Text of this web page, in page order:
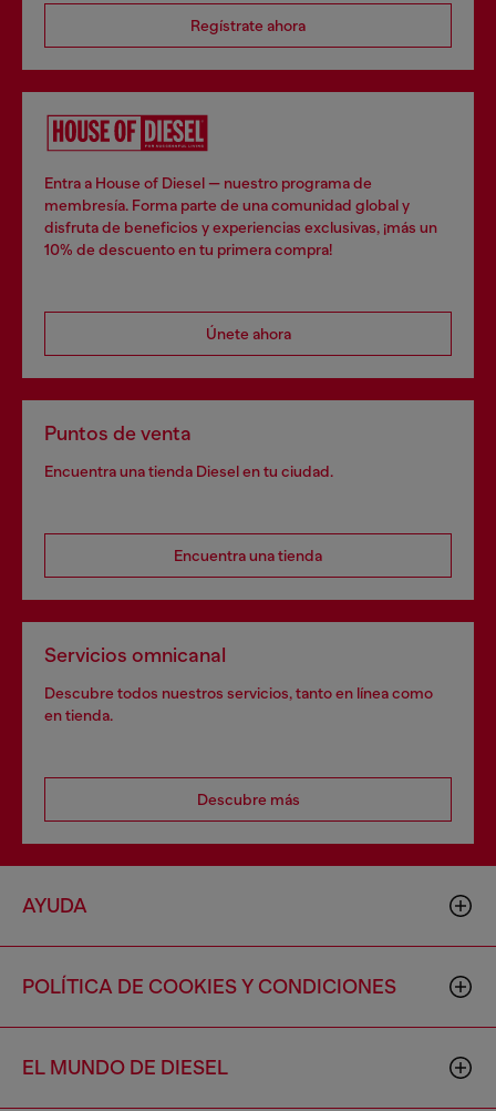
Regístrate ahora
Entra a House of Diesel — nuestro programa de
membresía. Forma parte de una comunidad global y
disfruta de beneficios y experiencias exclusivas, ¡más un
10% de descuento en tu primera compra!
Únete ahora
Puntos de venta
Encuentra una tienda Diesel en tu ciudad.
Encuentra una tienda
Servicios omnicanal
Descubre todos nuestros servicios, tanto en línea como
en tienda.
Descubre más
AYUDA
POLÍTICA DE COOKIES Y CONDICIONES
EL MUNDO DE DIESEL